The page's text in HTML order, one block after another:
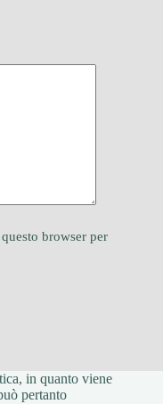
browser per
in quanto viene
pertanto